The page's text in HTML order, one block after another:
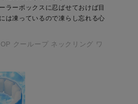
ラーボックスに忍ばせておけば目
は凍っているので凍らし忘れる心
クーループ ネックリング ワ